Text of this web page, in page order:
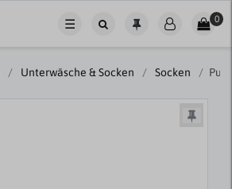
☰ 0
Unterwäsche & Socken Socken